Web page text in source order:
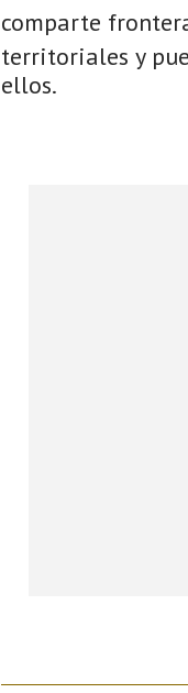
comparte
territoriales y
ellos.